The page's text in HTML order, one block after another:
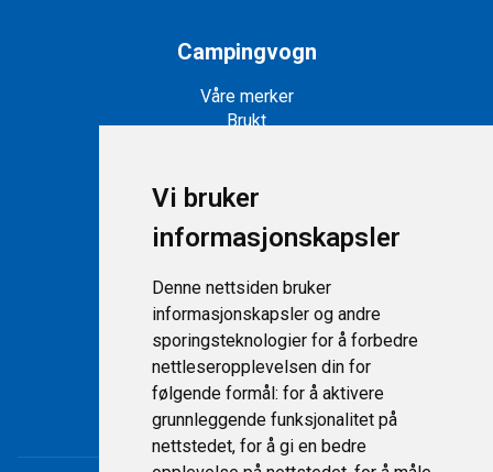
Vi bruker
informasjonskapsler
Denne nettsiden bruker
informasjonskapsler og andre
sporingsteknologier for å forbedre
nettleseropplevelsen din for
følgende formål: for å aktivere
grunnleggende funksjonalitet på
nettstedet, for å gi en bedre
Campingvogn
Våre merker
Brukt
Snøscootere
Snøscootere på lager
Nye snøscootere
Support
Kontakt
Personvernerklæring